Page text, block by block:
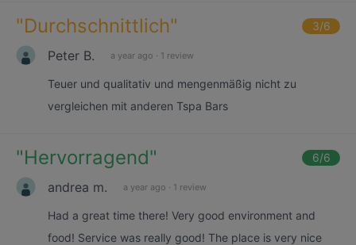
"Durchschnittlich" 3/6
Peter B. a year ago · 1 review
Teuer und qualitativ und mengenmäßig nicht zu
vergleichen mit anderen Tspa Bars
"Hervorragend" 6/6
andrea m. a year ago · 1 review
Had a great time there! Very good environment and
food! Service was really good! The place is very nice